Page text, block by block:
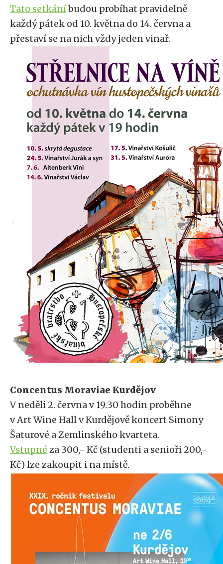
Tato setkáníbudou probíhat pravidelně
každý pátek od 10. května do 14. června a
přestaví se na nich vždy jeden vinař.
Concentus Moraviae Kurdějov
V neděli 2. června v 19.30 hodin proběhne
v Art Wine Hall v Kurdějově koncert Simony
Šaturové a Zemlinského kvarteta.
Vstupné za 300,- Kč (studenti a senioři 200,-
Kč) lze zakoupit i na místě.